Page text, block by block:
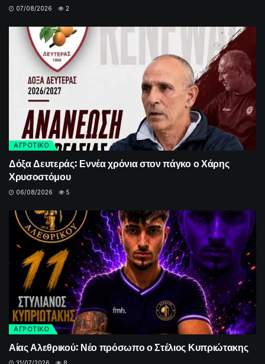
07/08/2026 2
ΑΓΡΟΤΙΚΟ
Δόξα Δευτεράς: Εννέα χρόνια στον πάγκο ο Χάρης
Χρυσοστόμου
06/08/2026 5
ΑΓΡΟΤΙΚΟ
Αίας Αλεθρικού: Νέο πρόσωπο ο Στέλιος Κυπριώτακης